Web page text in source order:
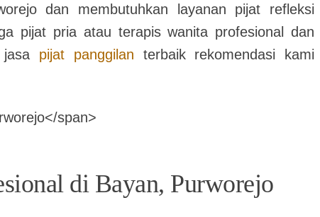
dan membutuhkan layanan pijat refleksi
pijat pria atau terapis wanita profesional dan
jasa pijat panggilan terbaik rekomendasi kami
di Bayan, Purworejo